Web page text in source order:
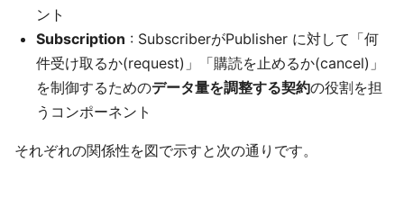
ント
Subscription : SubscriberがPublisher に対して「何
件受け取るか(request)」「購読を止めるか(cancel)」
を制御するためのデータ量を調整する契約の役割を担
うコンポーネント
それぞれの関係性を図で示すと次の通りです。